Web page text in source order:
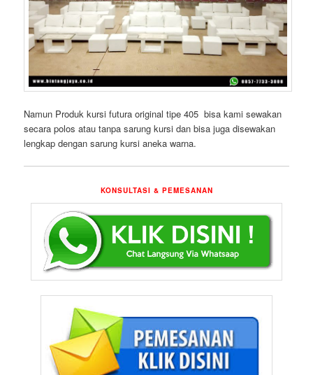
Namun Produk kursi futura original tipe 405 bisa kami sewakan
secara polos atau tanpa sarung kursi dan bisa juga disewakan
lengkap dengan sarung kursi aneka warna.
KONSULTASI & PEMESANAN